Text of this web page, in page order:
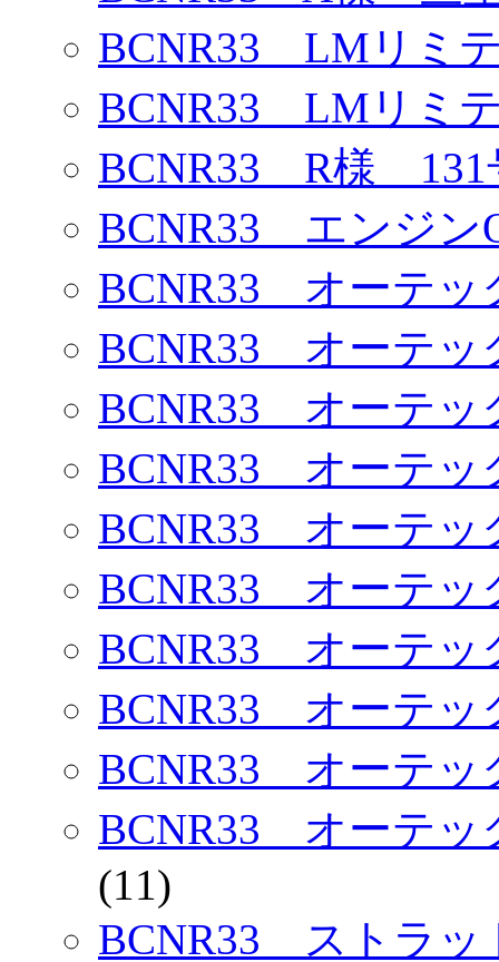
BCNR33 LMリミ
BCNR33 LMリミ
BCNR33 R様 131
BCNR33 エンジ
BCNR33 オーテ
BCNR33 オーテ
BCNR33 オーテ
BCNR33 オーテ
BCNR33 オーテ
BCNR33 オーテ
BCNR33 オーテ
BCNR33 オーテ
BCNR33 オーテ
BCNR33 オーテ
(11)
BCNR33 ストラッ